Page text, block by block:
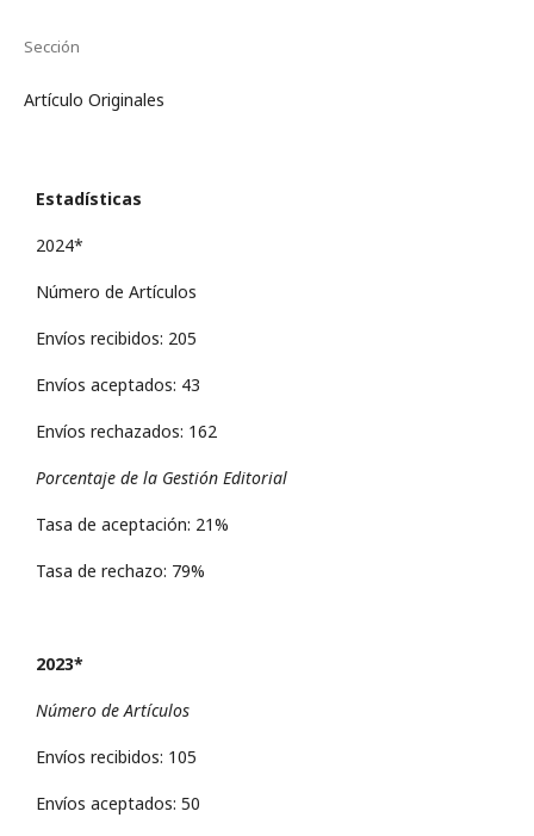
Sección
Artículo Originales
Estadísticas
2024*
Número de Artículos
Envíos recibidos: 205
Envíos aceptados: 43
Envíos rechazados: 162
Porcentaje de la Gestión Editorial
Tasa de aceptación: 21%
Tasa de rechazo: 79%
2023*
Número de Artículos
Envíos recibidos: 105
Envíos aceptados: 50